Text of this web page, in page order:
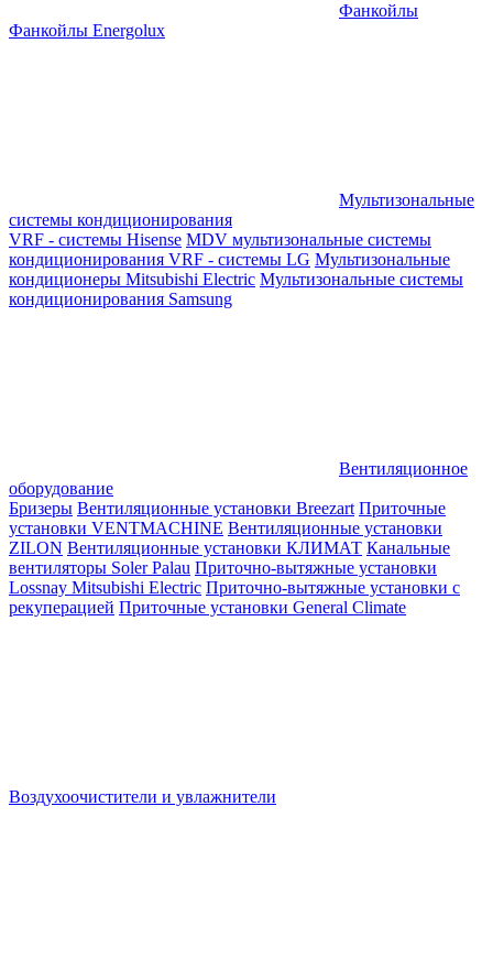
Фанкойлы
Фанкойлы Energolux
Мультизональные
системы кондиционирования
VRF - системы Hisense MDV мультизональные системы
кондиционирования VRF - системы LG Мультизональные
кондиционеры Mitsubishi Electric Мультизональные системы
кондиционирования Samsung
Вентиляционное
оборудование
Бризеры Вентиляционные установки Breezart Приточные
установки VENTMACHINE Вентиляционные установки
ZILON Вентиляционные установки КЛИМАТ Канальные
вентиляторы Soler Palau Приточно-вытяжные установки
Lossnay Mitsubishi Electric Приточно-вытяжные установки с
рекуперацией Приточные установки General Climate
Воздухоочистители и увлажнители